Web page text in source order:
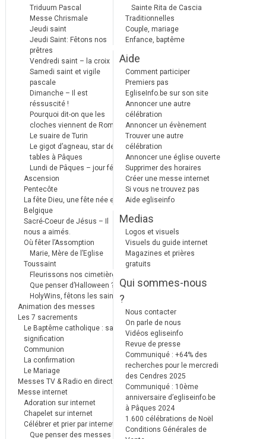
Triduum Pascal
Messe Chrismale
Jeudi saint
Jeudi Saint: Fêtons nos
prêtres
Vendredi saint – la croix
Samedi saint et vigile
pascale
Dimanche – Il est
réssuscité !
Pourquoi dit-on que les
cloches viennent de Rome ?
Le suaire de Turin
Le gigot d’agneau, star des
tables à Pâques
Lundi de Pâques – jour férié
Ascension
Pentecôte
La fête Dieu, une fête née en
Belgique
Sacré-Coeur de Jésus – Il
nous a aimés.
Où fêter l’Assomption
Marie, Mère de l’Eglise
Toussaint
Fleurissons nos cimetières
Que penser d’Halloween ?
HolyWins, fêtons les saints !
Animation des messes
Les 7 sacrements
Le Baptême catholique : sa
signification
Communion
La confirmation
Le Mariage
Messes TV & Radio en direct
Messe internet
Adoration sur internet
Chapelet sur internet
Célébrer et prier par internet
Que penser des messes
Sainte Rita de Cascia
Traditionnelles
Couple, mariage
Enfance, baptême
Aide
Comment participer
Premiers pas
EgliseInfo.be sur son site
Annoncer une autre
célébration
Annoncer un évènement
Trouver une autre
célébration
Annoncer une église ouverte
Supprimer des horaires
Créer une messe internet
Si vous ne trouvez pas
Aide egliseinfo
Medias
Logos et visuels
Visuels du guide internet
Magazines et prières
gratuits
Qui sommes-nous
?
Nous contacter
On parle de nous
Vidéos egliseinfo
Revue de presse
Communiqué : +64% des
recherches pour le mercredi
des Cendres 2025
Communiqué : 10ème
anniversaire d’egliseinfo.be
à Pâques 2024
1.600 célébrations de Noël
Conditions Générales de